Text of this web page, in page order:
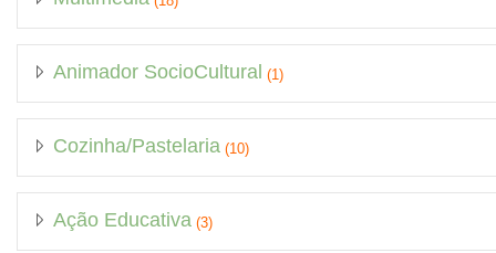
Animador SocioCultural (1)
Cozinha/Pastelaria (10)
Ação Educativa (3)